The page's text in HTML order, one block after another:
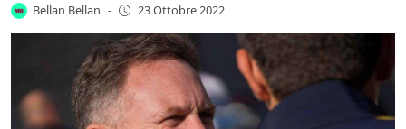
Bellan Bellan - 23 Ottobre 2022